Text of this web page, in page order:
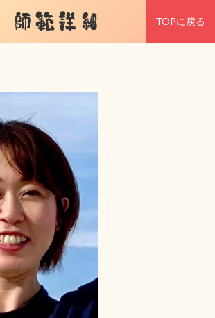
師範詳細 TOPに戻る